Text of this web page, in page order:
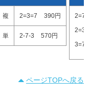
複 2=3=7 390円
単 2-7-3 570円
2=7
2=3
3=7
ページTOPへ戻る